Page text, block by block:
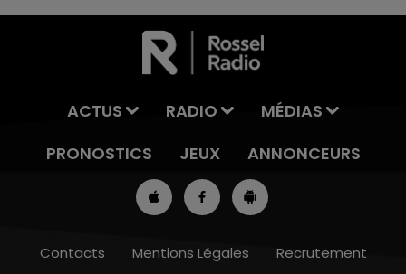
ACTUS RADIO
MÉDIAS
PRONOSTICS
JEUX ANNONCEURS
Contacts Mentions Légales Recrutement